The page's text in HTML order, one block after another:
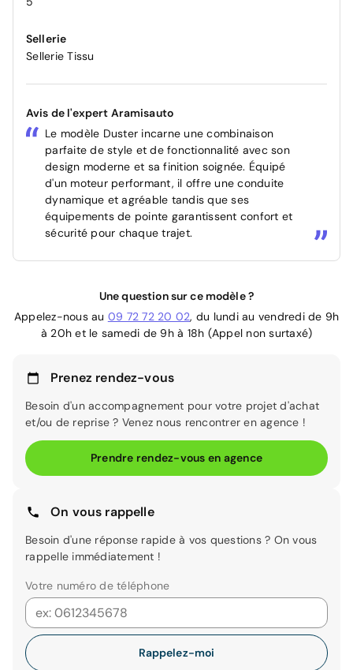
Sellerie
Sellerie Tissu
Avis de l'expert Aramisauto
Le modèle Duster incarne une combinaison
parfaite de style et de fonctionnalité avec son
design moderne et sa finition soignée. Équipé
d'un moteur performant, il offre une conduite
dynamique et agréable tandis que ses
équipements de pointe garantissent confort et
sécurité pour chaque trajet.
Une question sur ce modèle ?
Appelez-nous au 09 72 72 20 02, du lundi au vendredi de 9h
à 20h et le samedi de 9h à 18h (Appel non surtaxé)
Prenez rendez-vous
Besoin d'un accompagnement pour votre projet d'achat
et/ou de reprise ? Venez nous rencontrer en agence !
Prendre rendez-vous en agence
On vous rappelle
Besoin d'une réponse rapide à vos questions ? On vous
rappelle immédiatement !
Votre numéro de téléphone
Rappelez-moi